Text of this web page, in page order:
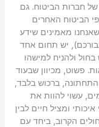
חברות הביטוח. גם
הביטוח האחרים
שאנחנו מאמינים שידע
יש תחום אחד
ולהניח למישהו
פשוט, מכיוון שבעוד
ברכוש בלבד,
עשוי להוות את
ומציל חיים לבין
הקרוב, ביחד עם